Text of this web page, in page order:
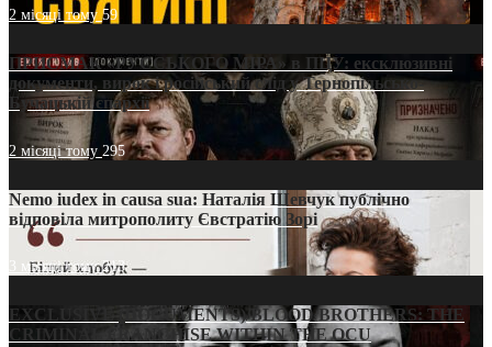
2 місяці тому59
ПРИСМАК «РУССЬКОГО МІРА» в ПЦУ: ексклюзивні
документи, вирок і російський слід у Тернопільсько-
Бучацькій єпархії
2 місяці тому 295
Nemo iudex in causa sua: Наталія Шевчук публічно
відповіла митрополиту Євстратію Зорі
3 місяці тому213
EXCLUSIVE (DOCUMENTS)/BLOOD BROTHERS: THE
CRIMINAL FRANCHISE WITHIN THE OCU